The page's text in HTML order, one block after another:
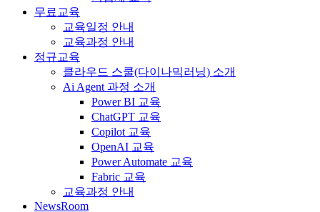
무료교육
교육일정 안내
교육과정 안내
정규교육
클라우드 스쿨(다이나믹러닝) 소개
Ai Agent 과정 소개
Power BI 교육
ChatGPT 교육
Copilot 교육
OpenAI 교육
Power Automate 교육
Fabric 교육
교육과정 안내
NewsRoom